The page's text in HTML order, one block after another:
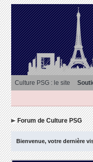
Culture PSG : le site
Forum de Culture PSG
Bienvenue, votre dernière